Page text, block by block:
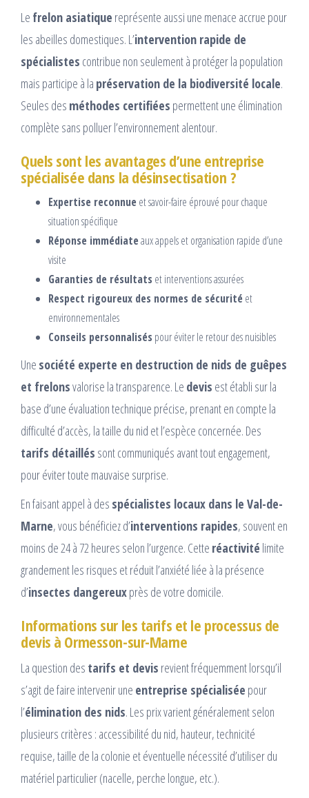
Le frelon asiatique représente aussi une menace accrue pour
les abeilles domestiques. L’intervention rapide de
spécialistes contribue non seulement à protéger la population
mais participe à la préservation de la biodiversité locale.
Seules des méthodes certifiées permettent une élimination
complète sans polluer l’environnement alentour.
Quels sont les avantages d’une entreprise
spécialisée dans la désinsectisation ?
Expertise reconnue et savoir-faire éprouvé pour chaque
situation spécifique
Réponse immédiateaux appels et organisation rapide d’une
visite
Garanties de résultats et interventions assurées
Respect rigoureux des normes de sécurité et
environnementales
Conseils personnalisés pour éviter le retour des nuisibles
Une société experte en destruction de nids de guêpes
et frelonsvalorise la transparence. Le devis est établi sur la
base d’une évaluation technique précise, prenant en compte la
difficulté d’accès, la taille du nid et l’espèce concernée. Des
tarifs détaillés sont communiqués avant tout engagement,
pour éviter toute mauvaise surprise.
En faisant appel à des spécialistes locaux dans le Val-de-
Marne, vous bénéficiez d’interventions rapides, souvent en
moins de 24 à 72 heures selon l’urgence. Cette réactivité limite
grandement les risques et réduit l’anxiété liée à la présence
d’insectes dangereuxprès de votre domicile.
Informations sur les tarifs et le processus de
devis à Ormesson-sur-Marne
La question des tarifs et devis revient fréquemment lorsqu’il
s’agit de faire intervenir une entreprise spécialisée pour
l’élimination des nids. Les prix varient généralement selon
plusieurs critères : accessibilité du nid, hauteur, technicité
requise, taille de la colonie et éventuelle nécessité d’utiliser du
matériel particulier (nacelle, perche longue, etc.).